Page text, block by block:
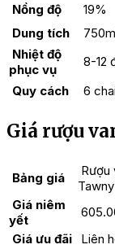
Nồng độ
19%
Dung tích
Nhiệt độ
phục vụ
8-12
Quy cách
6
Giá rượu
Bảng giá
Rượu
Giá niêm
yết
Giá ưu đãi
Liên